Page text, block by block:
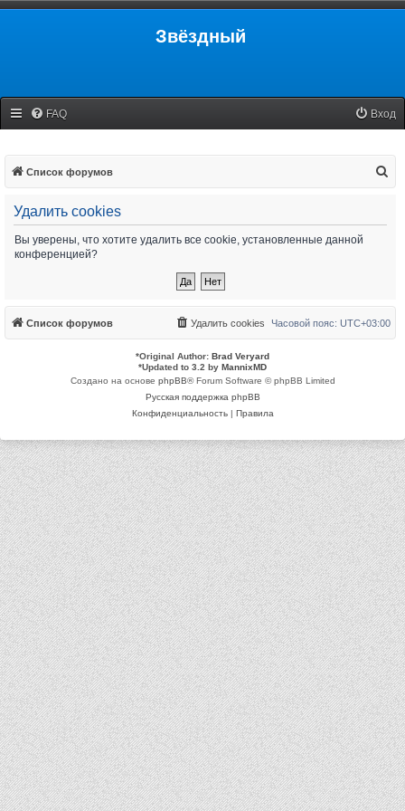
Звёздный
FAQ Вход
Список форумов
Удалить cookies
Вы уверены, что хотите удалить все cookie, установленные данной
конференцией?
Список форумов Часовой пояс: UTC+03:00
Удалить cookies
*Original Author: Brad Veryard
*Updated to 3.2 by MannixMD
Создано на основе phpBB® Forum Software © phpBB Limited
Русская поддержка phpBB
Конфиденциальность| Правила